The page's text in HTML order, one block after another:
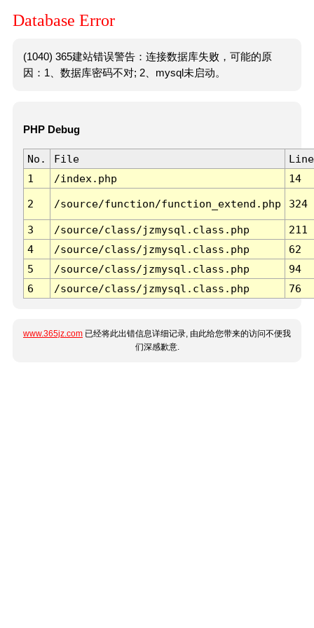
Database Error
(1040) 365建站错误警告：连接数据库失败，可能的原
因：1、数据库密码不对; 2、mysql未启动。
PHP Debug
No. File
Line
1
/index.php 14
2 /source/function/function_extend.php 324
3 /source/class/jzmysql.class.php
211
4
/source/class/jzmysql.class.php
62
5
/source/class/jzmysql.class.php
94
6
/source/class/jzmysql.class.php 76
www.365jz.com 已经将此出错信息详细记录, 由此给您带来的访问不便我
们深感歉意.